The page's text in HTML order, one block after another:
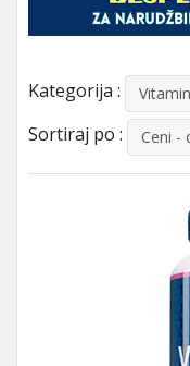
Kategorija :
Sortiraj po : Ceni -